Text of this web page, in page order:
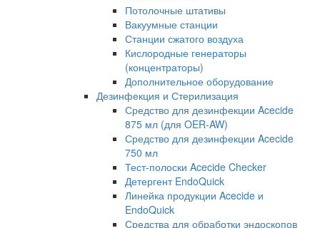
Потолочные штативы
Вакуумные станции
Станции сжатого воздуха
Кислородные генераторы
(концентраторы)
Дополнительное оборудование
Дезинфекция и Стерилизация
Средство для дезинфекции Acecide
875 мл (для OER-AW)
Средство для дезинфекции Acecide
750 мл
Тест-полоски Acecide Checker
Детергент EndoQuick
Линейка продукции Acecide и
EndoQuick
Средства для обработки эндоскопов